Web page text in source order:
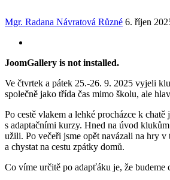
Mgr. Radana Návratová Různé 6. říjen
JoomGallery is not installed.
Ve čtvrtek a pátek 25.‑26. 9. 2025 vyjeli
společně jako třída čas mimo školu, ale
Po cestě vlakem a lehké procházce k
s adaptačními kurzy. Hned na úvod
užili. Po večeři jsme opět navázali na hry v
a chystat na cestu zpátky domů.
Co víme určitě po adapťáku je, že